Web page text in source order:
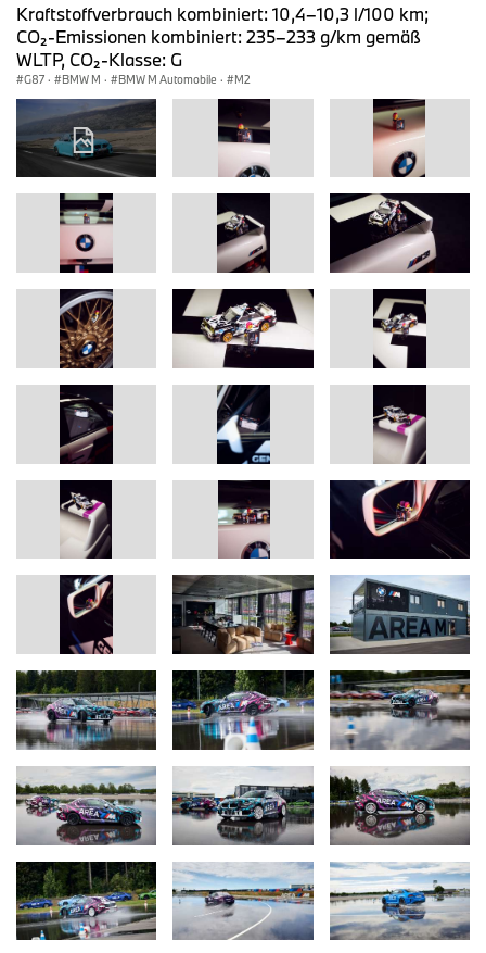
Kraftstoffverbrauch kombiniert: 10,4–10,3 l/100 km;
CO₂-Emissionen kombiniert: 235–233 g/km gemäß
WLTP, CO₂-Klasse: G
G87 · BMW M · BMW M Automobile · M2